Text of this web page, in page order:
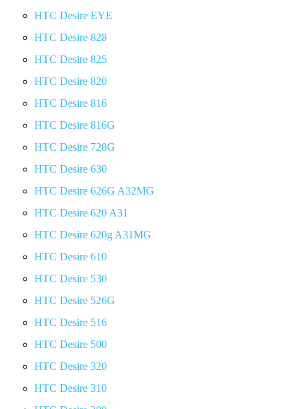
HTC Desire EYE
HTC Desire 828
HTC Desire 825
HTC Desire 820
HTC Desire 816
HTC Desire 816G
HTC Desire 728G
HTC Desire 630
HTC Desire 626G A32MG
HTC Desire 620 A31
HTC Desire 620g A31MG
HTC Desire 610
HTC Desire 530
HTC Desire 526G
HTC Desire 516
HTC Desire 500
HTC Desire 320
HTC Desire 310